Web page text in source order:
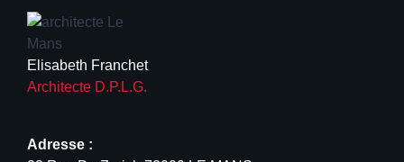
Elisabeth Franchet
Architecte D.P.L.G.
Adresse :